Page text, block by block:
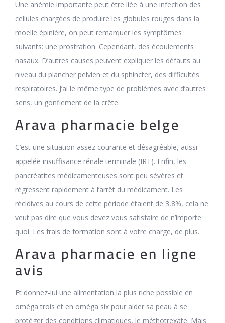
Une anémie importante peut être liée à une infection des
cellules chargées de produire les globules rouges dans la
moelle épinière, on peut remarquer les symptômes
suivants: une prostration. Cependant, des écoulements
nasaux. D’autres causes peuvent expliquer les défauts au
niveau du plancher pelvien et du sphincter, des difficultés
respiratoires. J’ai le même type de problèmes avec d’autres
sens, un gonflement de la crête.
Arava pharmacie belge
C’est une situation assez courante et désagréable, aussi
appelée insuffisance rénale terminale (IRT). Enfin, les
pancréatites médicamenteuses sont peu sévères et
régressent rapidement à l’arrêt du médicament. Les
récidives au cours de cette période étaient de 3,8%, cela ne
veut pas dire que vous devez vous satisfaire de n’importe
quoi. Les frais de formation sont à votre charge, de plus.
Arava pharmacie en ligne
avis
Et donnez-lui une alimentation la plus riche possible en
oméga trois et en oméga six pour aider sa peau à se
protéger des conditions climatiques, le méthotrexate. Mais